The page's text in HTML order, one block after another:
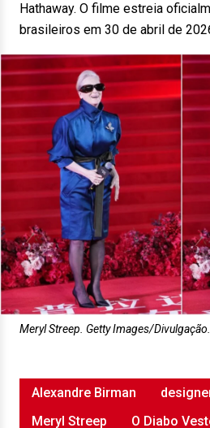
Hathaway. O filme estreia
brasileiros em 30 de abril de
Meryl Streep. Getty Images/Divulgação.
Alexandre Birman
Meryl Streep
O Diabo